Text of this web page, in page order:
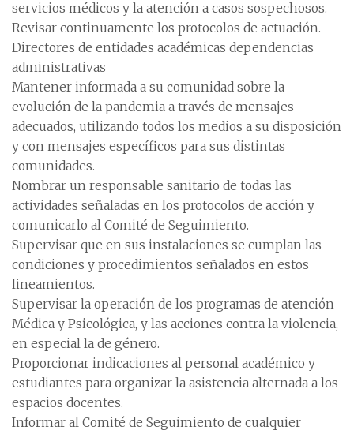
servicios médicos y la atención a casos sospechosos.
Revisar continuamente los protocolos de actuación.
Directores de entidades académicas dependencias
administrativas
Mantener informada a su comunidad sobre la
evolución de la pandemia a través de mensajes
adecuados, utilizando todos los medios a su disposición
y con mensajes específicos para sus distintas
comunidades.
Nombrar un responsable sanitario de todas las
actividades señaladas en los protocolos de acción y
comunicarlo al Comité de Seguimiento.
Supervisar que en sus instalaciones se cumplan las
condiciones y procedimientos señalados en estos
lineamientos.
Supervisar la operación de los programas de atención
Médica y Psicológica, y las acciones contra la violencia,
en especial la de género.
Proporcionar indicaciones al personal académico y
estudiantes para organizar la asistencia alternada a los
espacios docentes.
Informar al Comité de Seguimiento de cualquier